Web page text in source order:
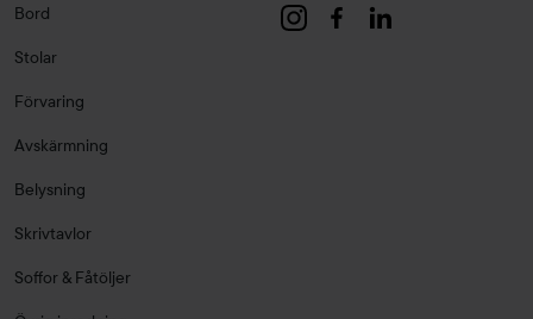
Bord
Stolar
Förvaring
Avskärmning
Belysning
Skrivtavlor
Soffor & Fåtöljer